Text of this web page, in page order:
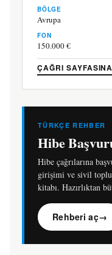
BÖLGE
Avrupa
FON
150.000 €
ÇAĞRI
TÜRKÇE REHBER
Hibe
Hibe çağrılarına
girişimi ve sivil
kitabı. Hazırlıktan
Rehberi aç→